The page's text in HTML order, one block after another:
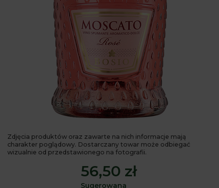
Zdjęcia produktów oraz zawarte na nich informacje mają
charakter poglądowy. Dostarczany towar może odbiegać
wizualnie od przedstawionego na fotografii.
56,50 zł
Sugerowana